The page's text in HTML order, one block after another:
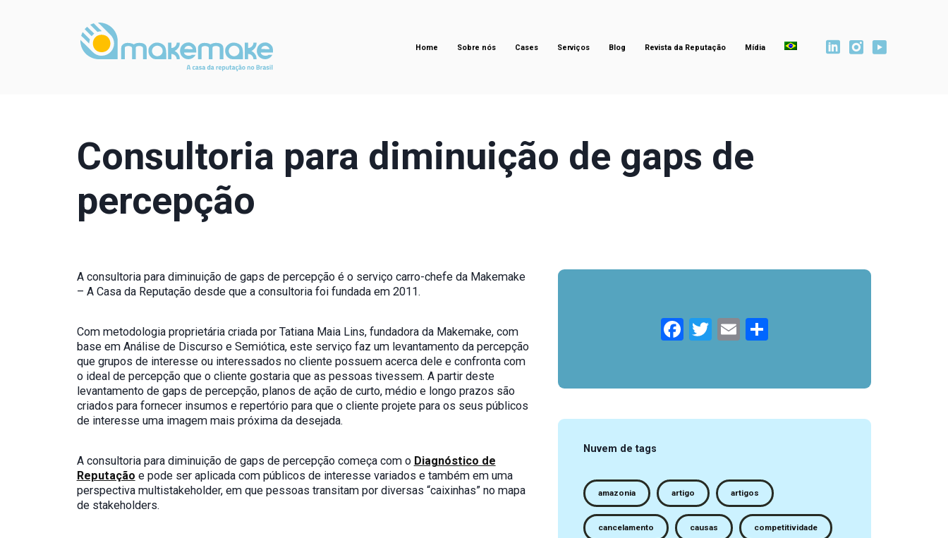
Home Sobre nós Cases Serviços Blog Revista da Reputação Mídia
Consultoria para diminuição de gaps de
percepção
A consultoria para diminuição de gaps de percepção é o serviço carro-chefe da Makemake
– A Casa da Reputação desde que a consultoria foi fundada em 2011.
Com metodologia proprietária criada por Tatiana Maia Lins, fundadora da Makemake, com
base em Análise de Discurso e Semiótica, este serviço faz um levantamento da percepção
que grupos de interesse ou interessados no cliente possuem acerca dele e confronta com
o ideal de percepção que o cliente gostaria que as pessoas tivessem. A partir deste
levantamento de gaps de percepção, planos de ação de curto, médio e longo prazos são
criados para fornecer insumos e repertório para que o cliente projete para os seus públicos
de interesse uma imagem mais próxima da desejada.
A consultoria para diminuição de gaps de percepção começa com o Diagnóstico de
Reputação e pode ser aplicada com públicos de interesse variados e também em uma
perspectiva multistakeholder, em que pessoas transitam por diversas “caixinhas” no mapa
de stakeholders.
Facebook
Twitter
Email
Nuvem de tags
amazonia artigo artigos
cancelamento causas competitividade